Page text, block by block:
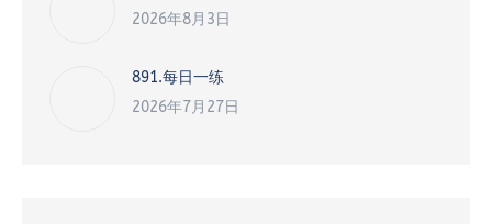
2026年8月3日
891.每日一练
2026年7月27日